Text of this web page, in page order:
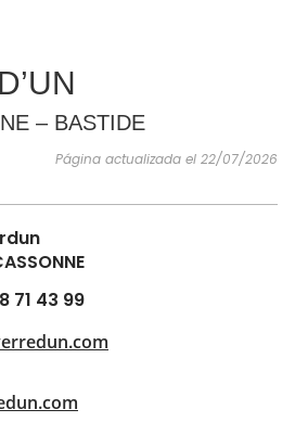
HACER
– BASTIDE
Página actualizada el 22/07/2026
71 43 99